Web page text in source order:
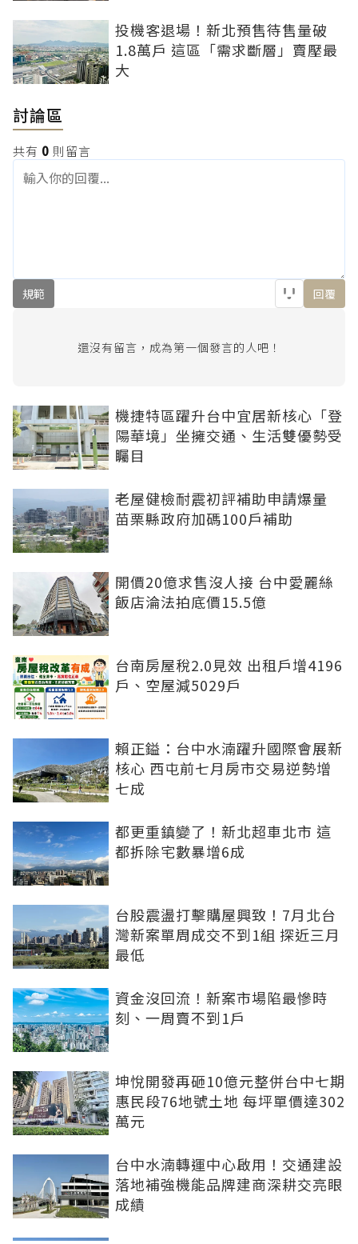
投機客退場！新北預售待售量破
1.8萬戶 這區「需求斷層」賣壓最
大
討論區
共有 0 則留言
規範 回覆
還沒有留言，成為第一個發言的人吧！
機捷特區躍升台中宜居新核心「登
陽華境」坐擁交通、生活雙優勢受
矚目
老屋健檢耐震初評補助申請爆量
苗栗縣政府加碼100戶補助
開價20億求售沒人接 台中愛麗絲
飯店淪法拍底價15.5億
台南房屋稅2.0見效 出租戶增4196
戶、空屋減5029戶
賴正鎰：台中水湳躍升國際會展新
核心 西屯前七月房市交易逆勢增
七成
都更重鎮變了！新北超車北市 這
都拆除宅數暴增6成
台股震盪打擊購屋興致！7月北台
灣新案單周成交不到1組 探近三月
最低
資金沒回流！新案市場陷最慘時
刻、一周賣不到1戶
坤悅開發再砸10億元整併台中七期
惠民段76地號土地 每坪單價達302
萬元
台中水湳轉運中心啟用！交通建設
落地補強機能品牌建商深耕交亮眼
成績